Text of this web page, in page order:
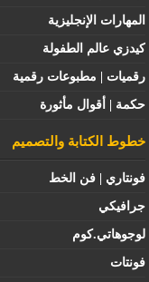
المهارات الإنجليزية
كيدزي عالم الطفولة
رقميات | مطبوعات رقمية
حكمة | أقوال مأثورة
خطوط الكتابة والتصميم
فونتاري | فن الخط
جرافيكي
لوجوهاتي.كوم
فونتات